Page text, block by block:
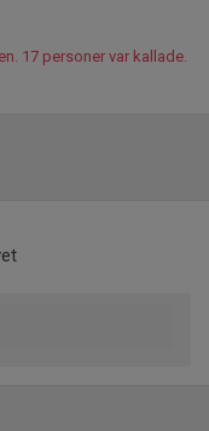
17 personer var kallade.